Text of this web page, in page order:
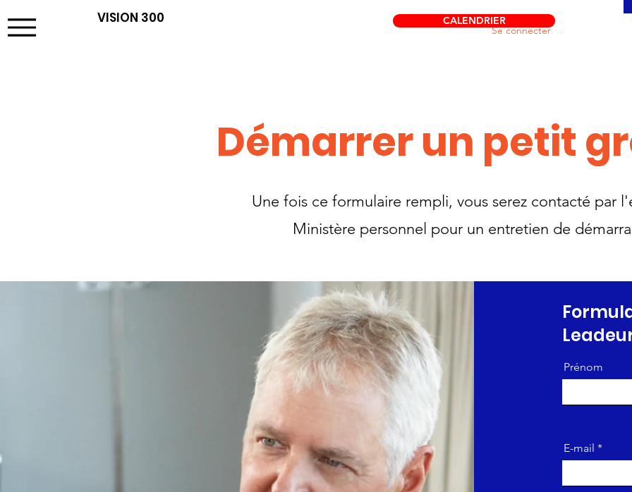
CALENDRIER
VISION 300
Se connecter
Démarrer un petit
Une fois ce formulaire rempli, vous serez contacté par
Ministère personnel pour un entretien de
Prénom
E-mail